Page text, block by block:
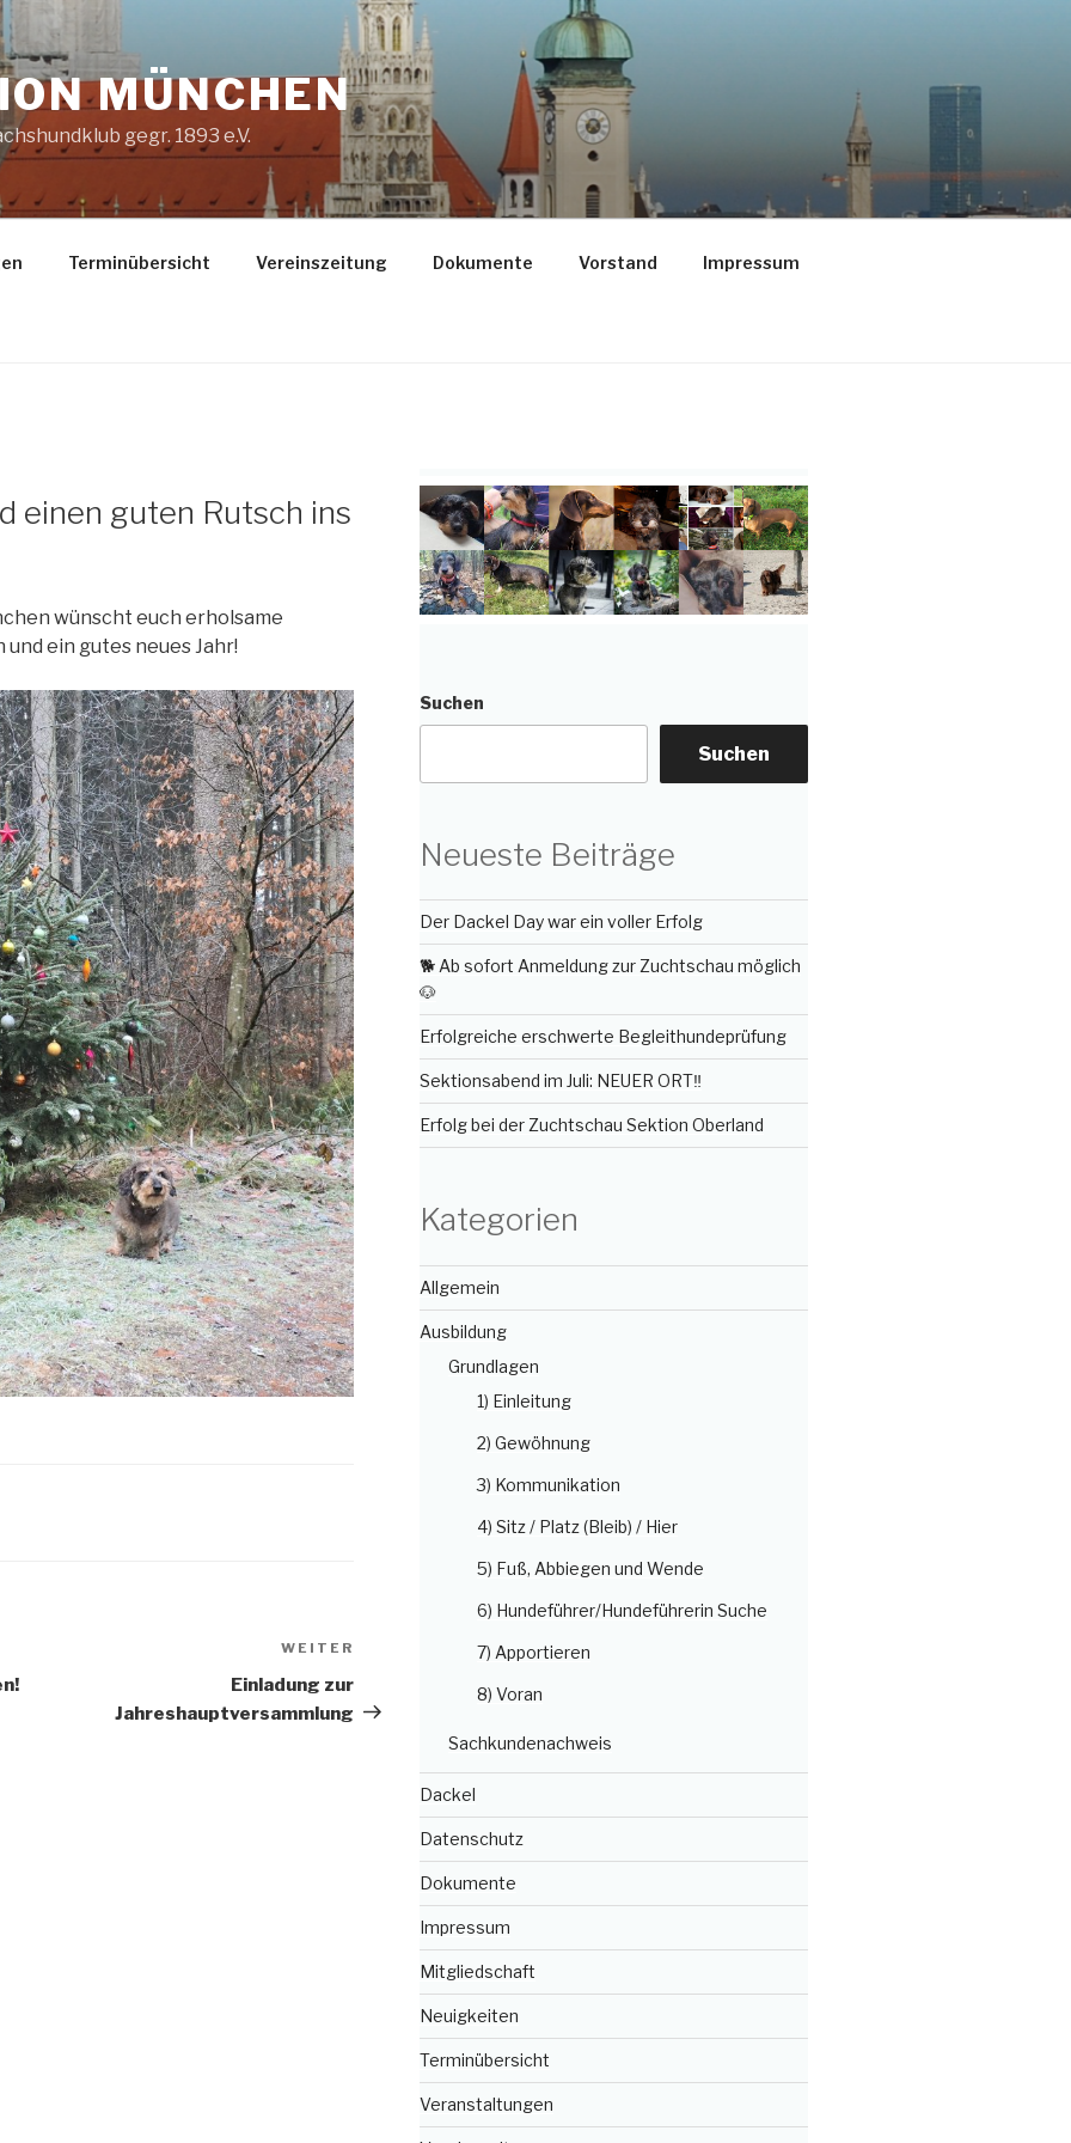
MÜNCHEN
gegr. 1893 e.V.
Terminübersicht Vereinszeitung Dokumente Vorstand Impressum
einen guten Rutsch ins
wünscht euch erholsame
ein gutes neues Jahr!
Beitrag
WEITER
Einladung zur
Jahreshauptversammlung
Suchen
Suchen
Neueste Beiträge
Der Dackel Day war ein voller Erfolg
🐕 Ab sofort Anmeldung zur Zuchtschau möglich
🐶
Erfolgreiche erschwerte Begleithundeprüfung
Sektionsabend im Juli: NEUER ORT‼️
Erfolg bei der Zuchtschau Sektion Oberland
Kategorien
Allgemein
Ausbildung
Grundlagen
1) Einleitung
2) Gewöhnung
3) Kommunikation
4) Sitz / Platz (Bleib) / Hier
5) Fuß, Abbiegen und Wende
6) Hundeführer/Hundeführerin Suche
7) Apportieren
8) Voran
Sachkundenachweis
Dackel
Datenschutz
Dokumente
Impressum
Mitgliedschaft
Neuigkeiten
Terminübersicht
Veranstaltungen